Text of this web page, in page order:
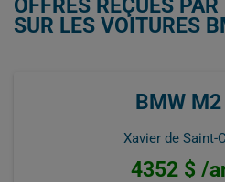
OFFRES REÇUES
SUR LES VOITURES
BMW
Xavier de Saint-
4352 $ /